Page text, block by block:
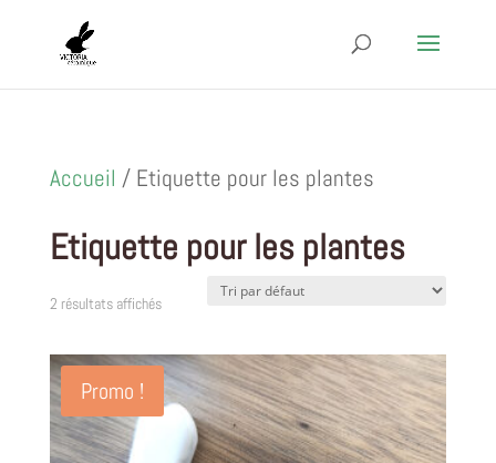
Accueil / Etiquette pour les plantes
Etiquette pour les plantes
2 résultats affichés
Promo !